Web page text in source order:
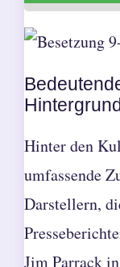
Hinter den
umfassende
Darstellern,
Jim Parrack